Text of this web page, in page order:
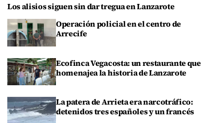
Los alisios siguen sin dar tregua en Lanzarote
Operación policial en el centro de
Arrecife
Ecofinca Vegacosta: un restaurante que
homenajea la historia de Lanzarote
La patera de Arrieta era narcotráfico:
detenidos tres españoles y un francés